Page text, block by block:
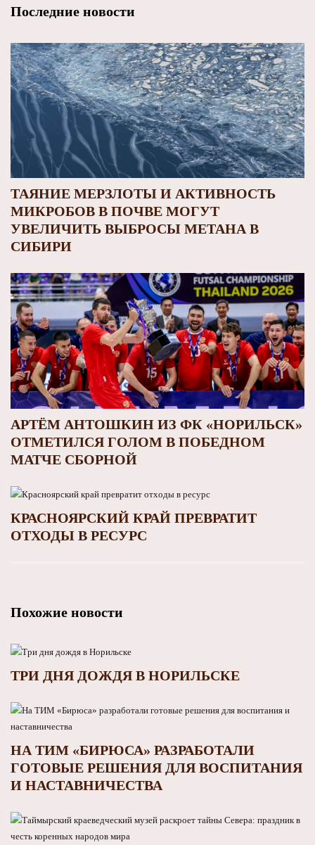
Последние новости
ТАЯНИЕ МЕРЗЛОТЫ И АКТИВНОСТЬ
МИКРОБОВ В ПОЧВЕ МОГУТ
УВЕЛИЧИТЬ ВЫБРОСЫ МЕТАНА В
СИБИРИ
АРТЁМ АНТОШКИН ИЗ ФК «НОРИЛЬСК»
ОТМЕТИЛСЯ ГОЛОМ В ПОБЕДНОМ
МАТЧЕ СБОРНОЙ
КРАСНОЯРСКИЙ КРАЙ ПРЕВРАТИТ
ОТХОДЫ В РЕСУРС
Похожие новости
ТРИ ДНЯ ДОЖДЯ В НОРИЛЬСКЕ
НА ТИМ «БИРЮСА» РАЗРАБОТАЛИ
ГОТОВЫЕ РЕШЕНИЯ ДЛЯ ВОСПИТАНИЯ
И НАСТАВНИЧЕСТВА